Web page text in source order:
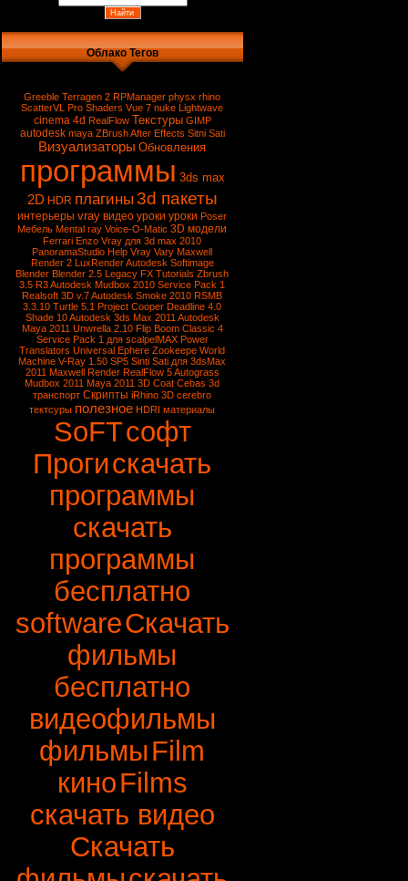
Облако Тегов
Greeble Terragen 2 RPManager physx rhino
ScatterVL Pro Shaders Vue 7 nuke Lightwave
cinema 4d RealFlow Текстуры GIMP
autodesk maya ZBrushAfter Effects Sitni Sati
Визуализаторы Обновления
программы 3ds max
2D HDR плагины 3d пакеты
интерьеры vray видео уроки уроки Poser
Мебель Mental ray Voice-O-Matic 3D модели
Ferrari Enzo Vray для 3d max 2010
PanoramaStudio Help Vray Vary Maxwell
Render 2 LuxRenderAutodesk Softimage
Blender Blender 2.5 Legacy FX Tutorials Zbrush
3.5 R3 Autodesk Mudbox 2010 Service Pack 1
Realsoft 3D v.7 Autodesk Smoke 2010 RSMB
3.3.10 Turtle 5.1 Project Cooper Deadline 4.0
Shade 10Autodesk 3ds Max 2011 Autodesk
Maya 2011 Unwrella 2.10 Flip Boom Classic 4
Service Pack 1 для scalpelMAX Power
Translators Universal Ephere Zookeepe World
Machine V-Ray 1.50 SP5 Sinti Sati для 3dsMax
2011 Maxwell Render RealFlow 5Autograss
Mudbox 2011 Maya 2011 3D Coat Cebas 3d
транспорт Скрипты iRhino 3D cerebro
тектсуры полезное HDRI материалы
SoFTсофт
Прогискачать
программы
скачать
программы
бесплатно
softwareСкачать
фильмы
бесплатно
видеофильмы
фильмыFilm
киноFilms
скачать видео
Скачать